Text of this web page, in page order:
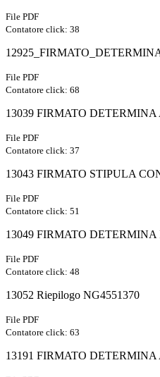
File PDF
Contatore click: 38
File PDF
Contatore click: 68
13039 FIRMATO
File PDF
Contatore click: 37
13043 FIRMATO STIPULA
File PDF
Contatore click: 51
13049 FIRMATO
File PDF
Contatore click: 48
13052 Riepilogo NG4551370
File PDF
Contatore click: 63
13191 FIRMATO